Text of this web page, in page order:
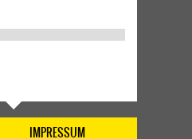
IMPRESSUM